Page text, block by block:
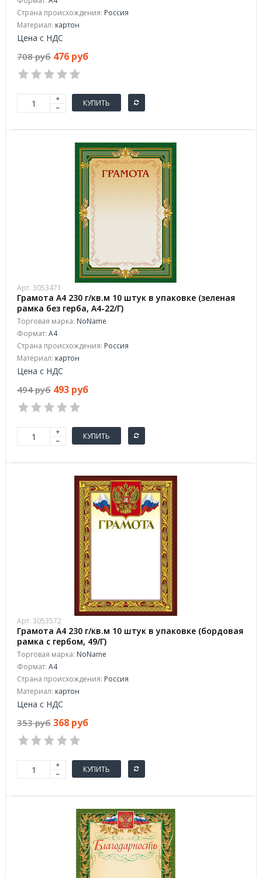
Страна происхождения: Россия
Материал: картон
Цена с НДС
708 руб 476 руб
КУПИТЬ
Арт. 3053471
Грамота А4 230 г/кв.м 10 штук в упаковке (зеленая
рамка без герба, А4-22/Г)
Торговая марка: NoName
Формат: A4
Страна происхождения: Россия
Материал: картон
Цена с НДС
494 руб 493 руб
КУПИТЬ
Арт. 3053572
Грамота А4 230 г/кв.м 10 штук в упаковке (бордовая
рамка с гербом, 49/Г)
Торговая марка: NoName
Формат: A4
Страна происхождения: Россия
Материал: картон
Цена с НДС
353 руб 368 руб
КУПИТЬ